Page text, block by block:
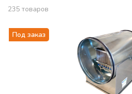
235 товаров
Под заказ